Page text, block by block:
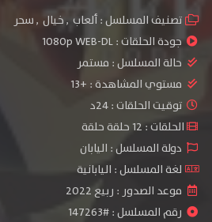
تصنيف المسلسل :ألعاب ,خيال ,سحر
جودة الحلقات :1080p WEB-DL
حالة المسلسل : مستمر
مستوي المشاهدة : +13
توقيت الحلقات : 24د
الحلقات : 12 حلقة حلقة
دولة المسلسل : اليابان
لغة المسلسل : اليابانية
موعد الصدور : ربيع 2022
رقم المسلسل : #147263